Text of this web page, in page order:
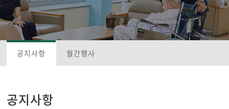
공지사항 월간행사
공지사항